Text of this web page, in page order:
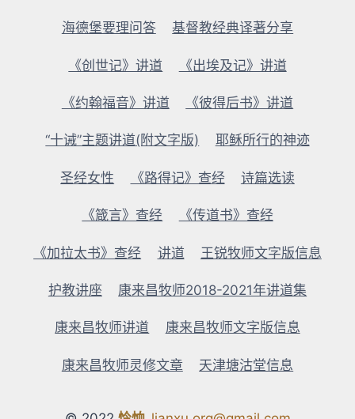
海德堡要理问答 基督教经典译著分享
《创世记》讲道 《出埃及记》讲道
《约翰福音》讲道 《彼得后书》讲道
“十诫”主题讲道(附文字版) 耶稣所行的神迹
圣经女性 《路得记》查经 诗篇选读
《箴言》查经 《传道书》查经
《加拉太书》查经 讲道 王锐牧师文字版信息
护教讲座 康来昌牧师2018-2021年讲道集
康来昌牧师讲道 康来昌牧师文字版信息
康来昌牧师灵修文章 天津塘沽堂信息